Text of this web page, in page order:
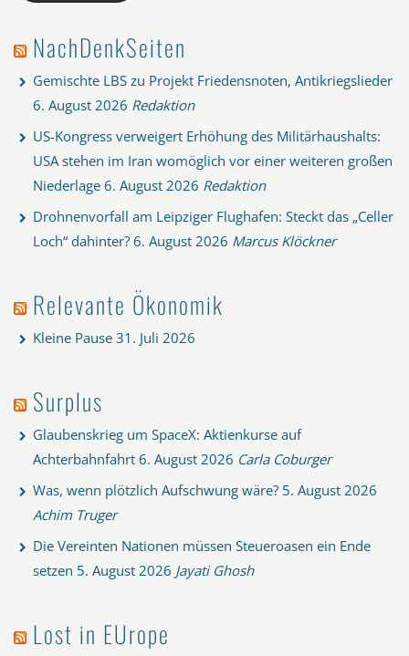
NachDenkSeiten
Gemischte LBS zu Projekt Friedensnoten, Antikriegslieder
6. August 2026 Redaktion
US-Kongress verweigert Erhöhung des Militärhaushalts:
USA stehen im Iran womöglich vor einer weiteren großen
Niederlage 6. August 2026 Redaktion
Drohnenvorfall am Leipziger Flughafen: Steckt das „Celler
Loch“ dahinter? 6. August 2026 Marcus Klöckner
Relevante Ökonomik
Kleine Pause 31. Juli 2026
Surplus
Glaubenskrieg um SpaceX: Aktienkurse auf
Achterbahnfahrt 6. August 2026 Carla Coburger
Was, wenn plötzlich Aufschwung wäre? 5. August 2026
Achim Truger
Die Vereinten Nationen müssen Steueroasen ein Ende
setzen 5. August 2026 Jayati Ghosh
Lost in EUrope